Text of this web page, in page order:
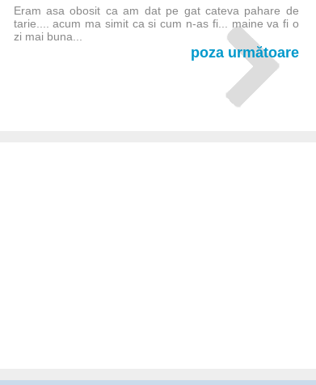
Eram asa obosit ca am dat pe gat cateva pahare de
tarie.... acum ma simit ca si cum n-as fi... maine va fi o
zi mai buna...
poza următoare